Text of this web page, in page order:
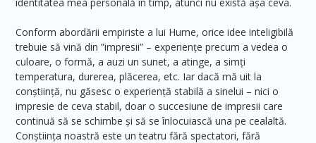
Conform abordării empiriste a lui Hume, orice idee inteligibilă
trebuie să vină din ”impresii” – experiențe precum a vedea o
culoare, o formă, a auzi un sunet, a atinge, a simți
temperatura, durerea, plăcerea, etc. Iar dacă mă uit la
conștiință, nu găsesc o experiență stabilă a sinelui – nici o
impresie de ceva stabil, doar o succesiune de impresii care
continuă să se schimbe și să se înlocuiască una pe cealaltă.
Conștiința noastră este un teatru fără spectatori, fără